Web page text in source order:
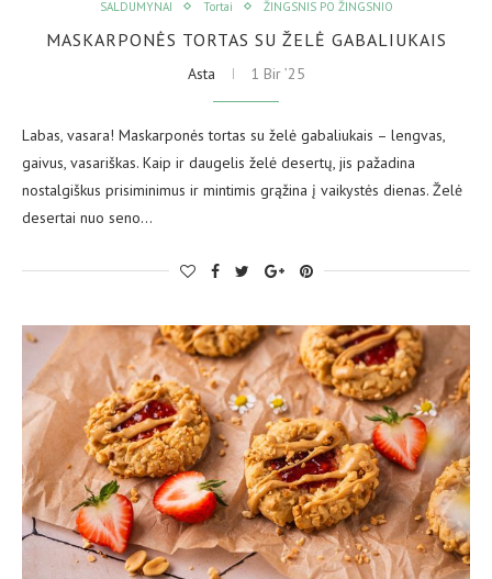
SALDUMYNAI Tortai ŽINGSNIS PO ŽINGSNIO
MASKARPONĖS TORTAS SU ŽELĖ GABALIUKAIS
Asta 1 Bir ’25
Labas, vasara! Maskarponės tortas su želė gabaliukais – lengvas,
gaivus, vasariškas. Kaip ir daugelis želė desertų, jis pažadina
nostalgiškus prisiminimus ir mintimis grąžina į vaikystės dienas. Želė
desertai nuo seno…